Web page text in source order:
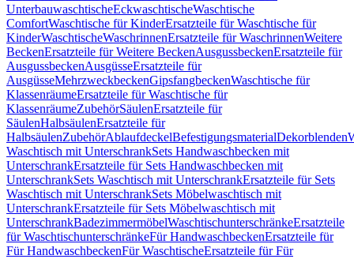
UnterbauwaschtischeEckwaschtischeWaschtische
ComfortWaschtische für KinderErsatzteile für Waschtische für
KinderWaschtischeWaschrinnenErsatzteile für WaschrinnenWeitere
BeckenErsatzteile für Weitere BeckenAusgussbeckenErsatzteile für
AusgussbeckenAusgüsseErsatzteile für
AusgüsseMehrzweckbeckenGipsfangbeckenWaschtische für
KlassenräumeErsatzteile für Waschtische für
KlassenräumeZubehörSäulenErsatzteile für
SäulenHalbsäulenErsatzteile für
HalbsäulenZubehörAblaufdeckelBefestigungsmaterialDekorblenden
Waschtisch mit UnterschrankSets Handwaschbecken mit
UnterschrankErsatzteile für Sets Handwaschbecken mit
UnterschrankSets Waschtisch mit UnterschrankErsatzteile für Sets
Waschtisch mit UnterschrankSets Möbelwaschtisch mit
UnterschrankErsatzteile für Sets Möbelwaschtisch mit
UnterschrankBadezimmermöbelWaschtischunterschränkeErsatzteile
für WaschtischunterschränkeFür HandwaschbeckenErsatzteile für
Für HandwaschbeckenFür WaschtischeErsatzteile für Für